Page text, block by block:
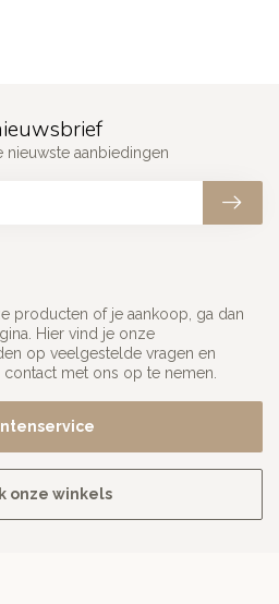
producten of je aankoop, ga dan
Hier vind je onze
op veelgestelde vragen en
met ons op te nemen.
onze winkels
aanbiedingen